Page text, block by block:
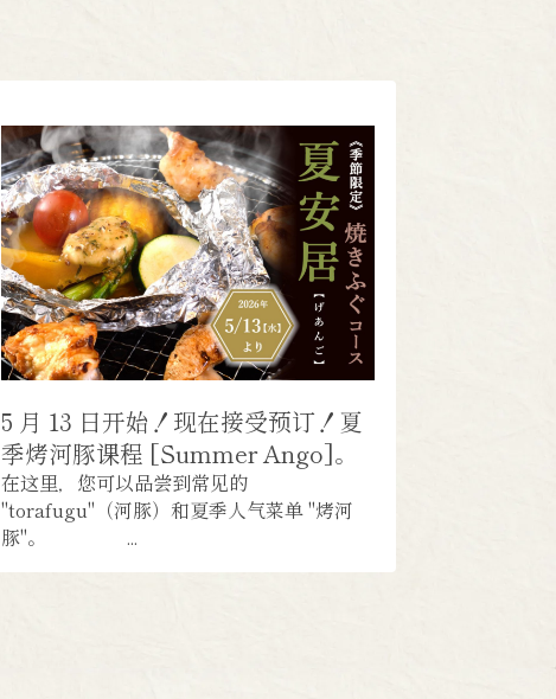
5 月 13 日开始！现在接受预订！夏
季烤河豚课程 [Summer Ango]。
在这里，您可以品尝到常见的
"torafugu"（河豚）和夏季人气菜单 "烤河
豚"。 ...